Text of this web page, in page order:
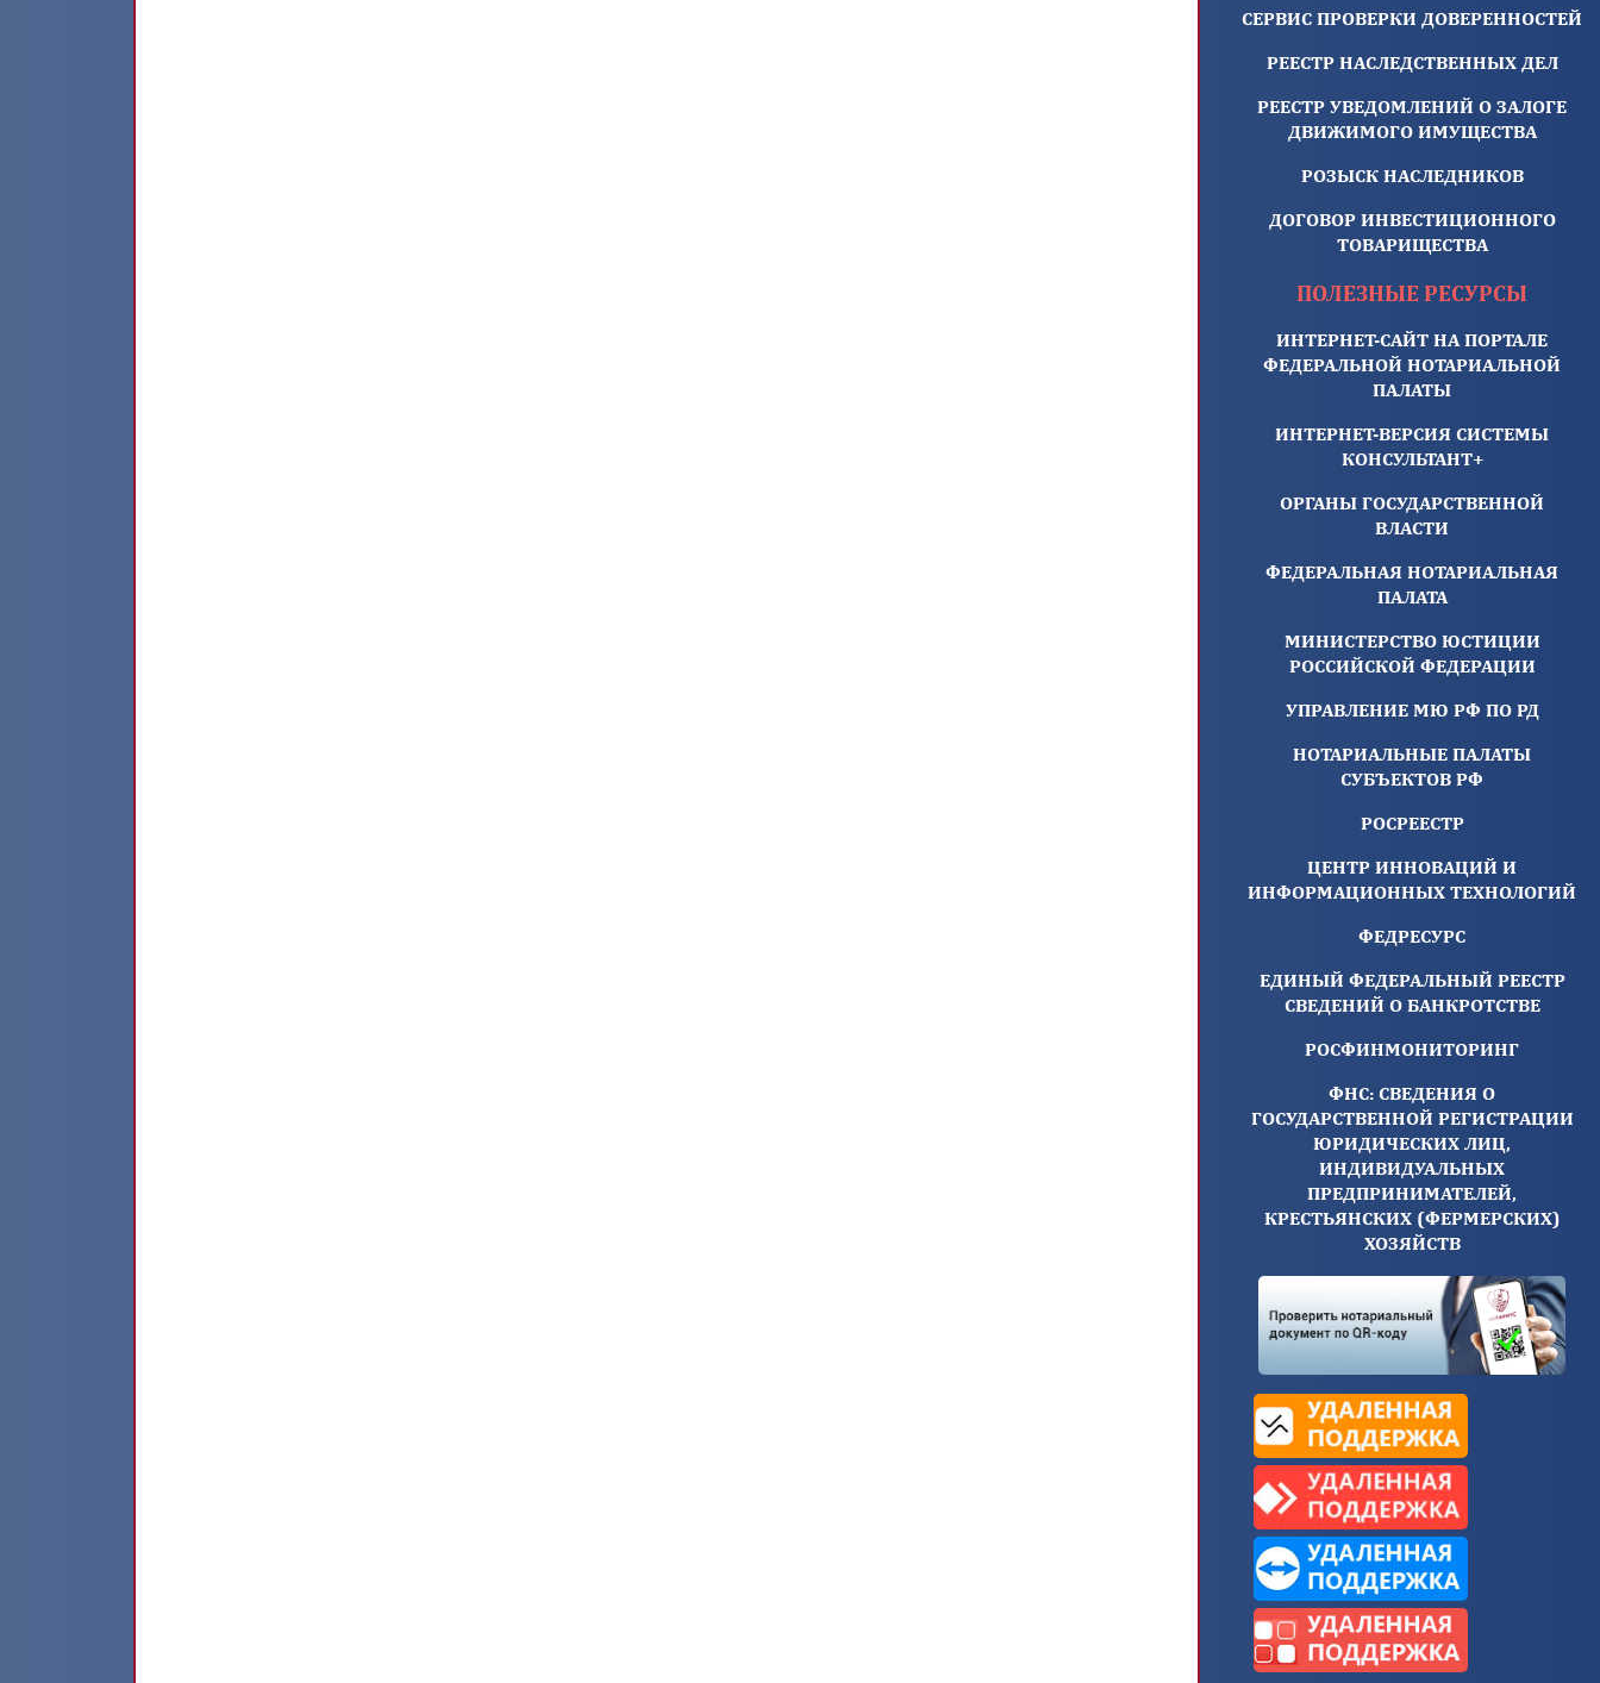
СЕРВИС ПРОВЕРКИ ДОВЕРЕННОСТЕЙ
РЕЕСТР НАСЛЕДСТВЕННЫХ ДЕЛ
РЕЕСТР УВЕДОМЛЕНИЙ О ЗАЛОГЕ
ДВИЖИМОГО ИМУЩЕСТВА
РОЗЫСК НАСЛЕДНИКОВ
ДОГОВОР ИНВЕСТИЦИОННОГО
ТОВАРИЩЕСТВА
ПОЛЕЗНЫЕ РЕСУРСЫ
ИНТЕРНЕТ-САЙТ НА ПОРТАЛЕ
ФЕДЕРАЛЬНОЙ НОТАРИАЛЬНОЙ
ПАЛАТЫ
ИНТЕРНЕТ-ВЕРСИЯ СИСТЕМЫ
КОНСУЛЬТАНТ+
ОРГАНЫ ГОСУДАРСТВЕННОЙ
ВЛАСТИ
ФЕДЕРАЛЬНАЯ НОТАРИАЛЬНАЯ
ПАЛАТА
МИНИСТЕРСТВО ЮСТИЦИИ
РОССИЙСКОЙ ФЕДЕРАЦИИ
УПРАВЛЕНИЕ МЮ РФ ПО РД
НОТАРИАЛЬНЫЕ ПАЛАТЫ
СУБЪЕКТОВ РФ
РОСРЕЕСТР
ЦЕНТР ИННОВАЦИЙ И
ИНФОРМАЦИОННЫХ ТЕХНОЛОГИЙ
ФЕДРЕСУРС
ЕДИНЫЙ ФЕДЕРАЛЬНЫЙ РЕЕСТР
СВЕДЕНИЙ О БАНКРОТСТВЕ
РОСФИНМОНИТОРИНГ
ФНС: СВЕДЕНИЯ О
ГОСУДАРСТВЕННОЙ РЕГИСТРАЦИИ
ЮРИДИЧЕСКИХ ЛИЦ,
ИНДИВИДУАЛЬНЫХ
ПРЕДПРИНИМАТЕЛЕЙ,
КРЕСТЬЯНСКИХ (ФЕРМЕРСКИХ)
ХОЗЯЙСТВ